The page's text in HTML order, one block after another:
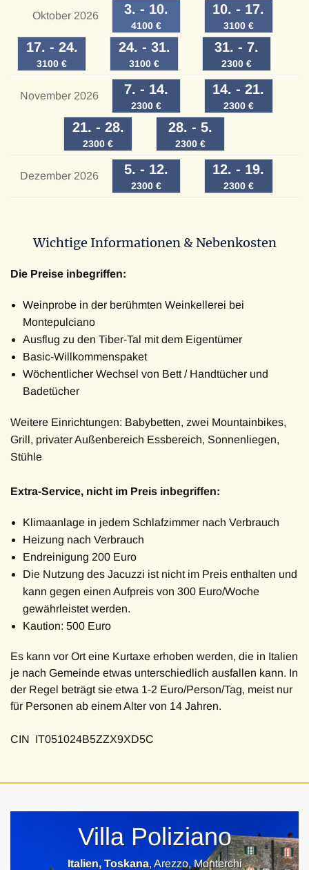
Oktober 2026 3. - 10.
4100€
10. - 17.
3100€
17. - 24.
3100 €
24. - 31.
3100 €
31. - 7.
2300 €
November 2026 7. - 14.
2300€
14. - 21.
2300€
21. - 28.
2300 €
28. - 5.
2300 €
Dezember 2026 5. - 12.
2300€
12. - 19.
2300€
Wichtige Informationen & Nebenkosten
Die Preise inbegriffen:
Weinprobe in der berühmten Weinkellerei bei
Montepulciano
Ausflug zu den Tiber-Tal mit dem Eigentümer
Basic-Willkommenspaket
Wöchentlicher Wechsel von Bett / Handtücher und
Badetücher
Weitere Einrichtungen: Babybetten, zwei Mountainbikes,
Grill, privater Außenbereich Essbereich, Sonnenliegen,
Stühle
Extra-Service, nicht im Preis inbegriffen:
Klimaanlage in jedem Schlafzimmer nach Verbrauch
Heizung nach Verbrauch
Endreinigung 200 Euro
Die Nutzung des Jacuzzi ist nicht im Preis enthalten und
kann gegen einen Aufpreis von 300 Euro/Woche
gewährleistet werden.
Kaution: 500 Euro
Es kann vor Ort eine Kurtaxe erhoben werden, die in Italien
je nach Gemeinde etwas unterschiedlich ausfallen kann. In
der Regel beträgt sie etwa 1-2 Euro/Person/Tag, meist nur
für Personen ab einem Alter von 14 Jahren.
CIN IT051024B5ZZX9XD5C
Villa Poliziano
Italien, Toskana, Arezzo, Monterchi